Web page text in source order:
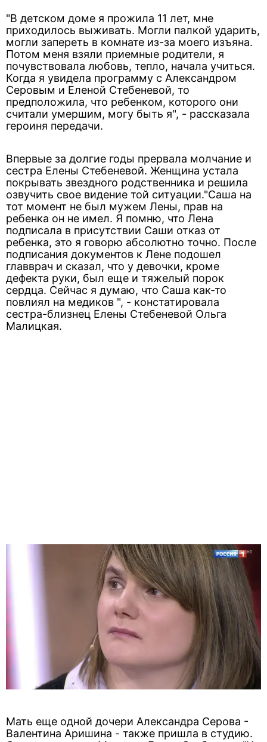
"В детском доме я прожила 11 лет, мне
приходилось выживать. Могли палкой ударить,
могли запереть в комнате из-за моего изъяна.
Потом меня взяли приемные родители, я
почувствовала любовь, тепло, начала учиться.
Когда я увидела программу с Александром
Серовым и Еленой Стебеневой, то
предположила, что ребенком, которого они
считали умершим, могу быть я", - рассказала
героиня передачи.
Впервые за долгие годы прервала молчание и
сестра Елены Стебеневой. Женщина устала
покрывать звездного родственника и решила
озвучить свое видение той ситуации."Саша на
тот момент не был мужем Лены, прав на
ребенка он не имел. Я помню, что Лена
подписала в присутствии Саши отказ от
ребенка, это я говорю абсолютно точно. После
подписания документов к Лене подошел
главврач и сказал, что у девочки, кроме
дефекта руки, был еще и тяжелый порок
сердца. Сейчас я думаю, что Саша как-то
повлиял на медиков ", - констатировала
сестра-близнец Елены Стебеневой Ольга
Малицкая.
Мать еще одной дочери Александра Серова -
Валентина Аришина - также пришла в студию.